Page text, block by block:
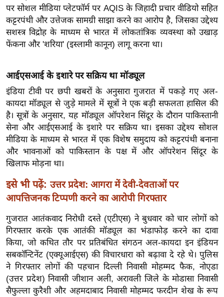
ख्सि
य
त
यं
इं
डि
या
सा
हि
त्य
ज
ग
त
ऑ
व
र्ल्ड
न्यू
ज
ब्री
फ
पर सोशल मीडिया प्लेटफॉर्म पर AQIS के जिहादी प्रचार वीडियो सहित
कट्टरपंथी और उत्तेजक सामग्री साझा करने का आरोप है, जिसका उद्देश्य
सशस्त्र विद्रोह के माध्यम से भारत में लोकतांत्रिक व्यवस्था को उखाड़
फेंकना और 'शरिया' (इस्लामी कानून) लागू करना था।
आईएसआई के इशारे पर सक्रिय था मॉड्यूल
इंडिया टीवी पर छपी खबरों के अनुसारा गुजरात में पकड़े गए अल-
कायदा मॉड्यूल से जुड़े मामले में सूत्रों ने एक बड़ी सफलता हासिल की
है। सूत्रों के अनुसार, यह मॉड्यूल ऑपरेशन सिंदूर के दौरान पाकिस्तानी
सेना और आईएसआई के इशारे पर सक्रिय था। इसका उद्देश्य सोशल
मीडिया के माध्यम से भारत में एक विशेष समुदाय को कट्टरपंथी बनाना
और भावनाओं को पाकिस्तान के पक्ष में और ऑपरेशन सिंदूर के
खिलाफ मोड़ना था।
इसे भी पढ़ें: उत्तर प्रदेश: आगरा में देवी-देवताओं पर
आपत्तिजनक टिप्पणी करने का आरोपी गिरफ्तार
गुजरात आतंकवाद निरोधी दस्ते (एटीएस) ने बुधवार को चार लोगों को
गिरफ्तार करके एक आतंकी मॉड्यूल का भंडाफोड़ करने का दावा
किया, जो कथित तौर पर प्रतिबंधित संगठन अल-कायदा इन इंडियन
सबकॉन्टिनेंट (एक्यूआईएस) की विचारधारा को बढ़ावा दे रहे थे। पुलिस
ने गिरफ्तार लोगों की पहचान दिल्ली निवासी मोहम्मद फैक, नोएडा
(उत्तर प्रदेश) निवासी जीशान अली, अरावली जिले के मोडासा निवासी
सैफुल्ला कुरैशी और अहमदाबाद निवासी मोहम्मद फरदीन शेख के रूप